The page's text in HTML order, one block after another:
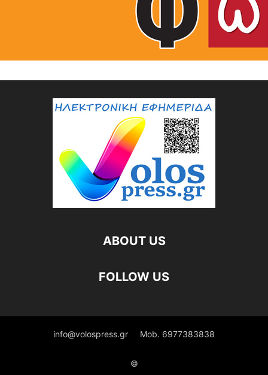
ABOUT US
FOLLOW US
info@volospress.gr Mob. 6977383838
©